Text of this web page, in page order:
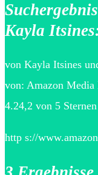
Kayla
von Kayla Itsines
von: Amazon Media
4.24,2 von 5
http s://